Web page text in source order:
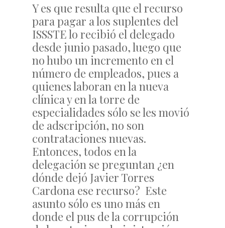
Y es que resulta que el recurso
para pagar a los suplentes del
ISSSTE lo recibió el delegado
desde junio pasado, luego que
no hubo un incremento en el
número de empleados, pues a
quienes laboran en la nueva
clínica y en la torre de
especialidades sólo se les movió
de adscripción, no son
contrataciones nuevas.
Entonces, todos en la
delegación se preguntan ¿en
dónde dejó Javier Torres
Cardona ese recurso? Este
asunto sólo es uno más en
donde el pus de la corrupción